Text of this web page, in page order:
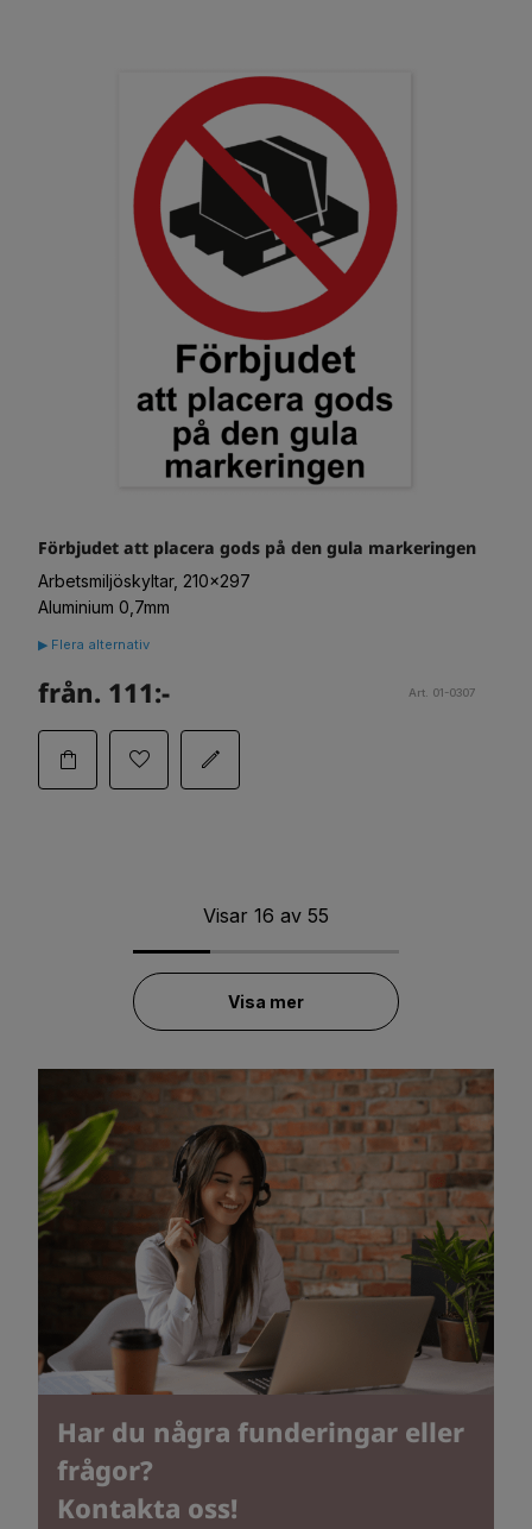
Förbjudet att placera gods på den gula markeringen
Arbetsmiljöskyltar, 210x297
Aluminium 0,7mm
▶ Flera alternativ
från. 111:- Art. 01-0307
Visar 16 av 55
Visa mer
Har du några funderingar eller
frågor?
Kontakta oss!